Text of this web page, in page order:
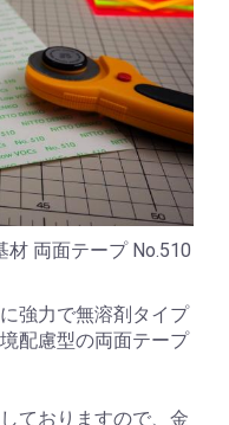
材 両面テープ No.510
強力で無溶剤タイプ
配慮型の両面テープ
ておりますので、金